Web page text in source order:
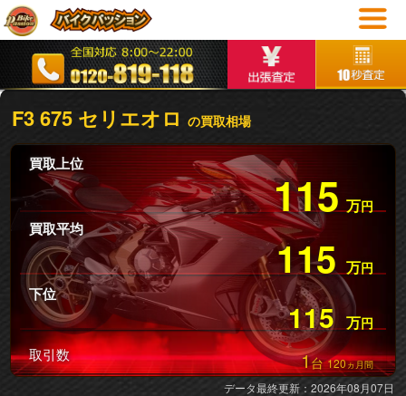
F3 675 セリエオロ の買取相場
買取上位
115 万円
買取平均
115 万円
下位
115 万円
取引数 1台120ヵ月間
データ最終更新：2026年08月07日